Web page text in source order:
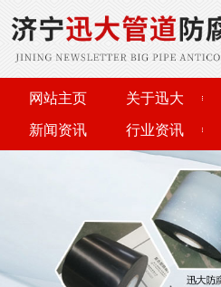
网站主页 关于迅大
新闻资讯 行业资讯